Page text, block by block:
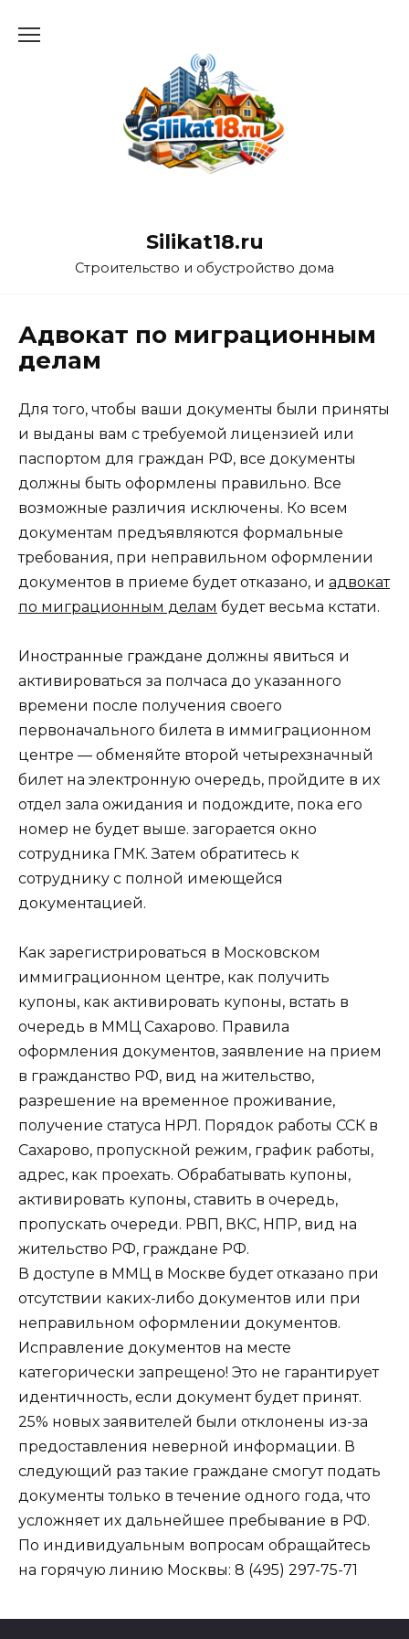
Silikat18.ru
Строительство и обустройство дома
Адвокат по миграционным
делам
Для того, чтобы ваши документы были приняты
и выданы вам с требуемой лицензией или
паспортом для граждан РФ, все документы
должны быть оформлены правильно. Все
возможные различия исключены. Ко всем
документам предъявляются формальные
требования, при неправильном оформлении
документов в приеме будет отказано, и адвокат
по миграционным делам будет весьма кстати.
Иностранные граждане должны явиться и
активироваться за полчаса до указанного
времени после получения своего
первоначального билета в иммиграционном
центре — обменяйте второй четырехзначный
билет на электронную очередь, пройдите в их
отдел зала ожидания и подождите, пока его
номер не будет выше. загорается окно
сотрудника ГМК. Затем обратитесь к
сотруднику с полной имеющейся
документацией.
Как зарегистрироваться в Московском
иммиграционном центре, как получить
купоны, как активировать купоны, встать в
очередь в ММЦ Сахарово. Правила
оформления документов, заявление на прием
в гражданство РФ, вид на жительство,
разрешение на временное проживание,
получение статуса НРЛ. Порядок работы ССК в
Сахарово, пропускной режим, график работы,
адрес, как проехать. Обрабатывать купоны,
активировать купоны, ставить в очередь,
пропускать очереди. РВП, ВКС, НПР, вид на
жительство РФ, граждане РФ.
В доступе в ММЦ в Москве будет отказано при
отсутствии каких-либо документов или при
неправильном оформлении документов.
Исправление документов на месте
категорически запрещено! Это не гарантирует
идентичность, если документ будет принят.
25% новых заявителей были отклонены из-за
предоставления неверной информации. В
следующий раз такие граждане смогут подать
документы только в течение одного года, что
усложняет их дальнейшее пребывание в РФ.
По индивидуальным вопросам обращайтесь
на горячую линию Москвы: 8 (495) 297-75-71